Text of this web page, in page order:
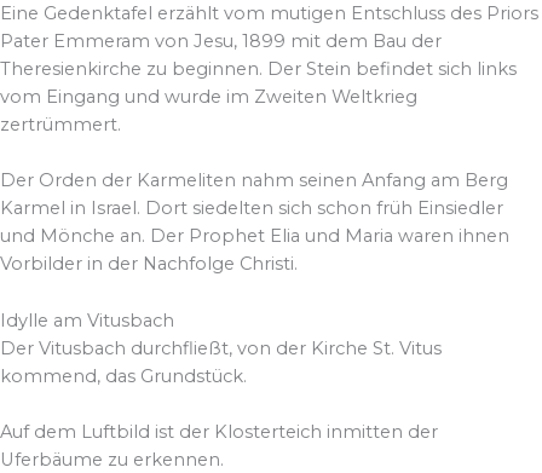
Eine Gedenktafel erzählt vom mutigen Entschluss des Priors
Pater Emmeram von Jesu, 1899 mit dem Bau der
Theresienkirche zu beginnen. Der Stein befindet sich links
vom Eingang und wurde im Zweiten Weltkrieg
zertrümmert.
Der Orden der Karmeliten nahm seinen Anfang am Berg
Karmel in Israel. Dort siedelten sich schon früh Einsiedler
und Mönche an. Der Prophet Elia und Maria waren ihnen
Vorbilder in der Nachfolge Christi.
Idylle am Vitusbach
Der Vitusbach durchfließt, von der Kirche St. Vitus
kommend, das Grundstück.
Auf dem Luftbild ist der Klosterteich inmitten der
Uferbäume zu erkennen.